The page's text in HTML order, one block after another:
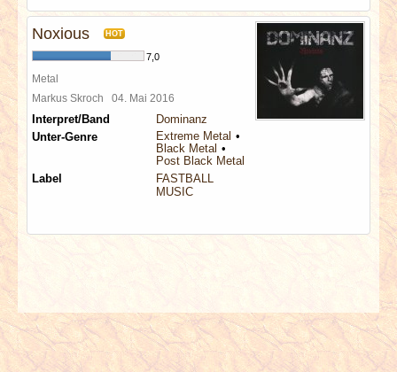
Noxious HOT
7,0
Metal
Markus Skroch 04. Mai 2016
Interpret/Band
Dominanz
Unter-Genre
Extreme Metal
Black Metal
Post Black Metal
Label
FASTBALL
MUSIC